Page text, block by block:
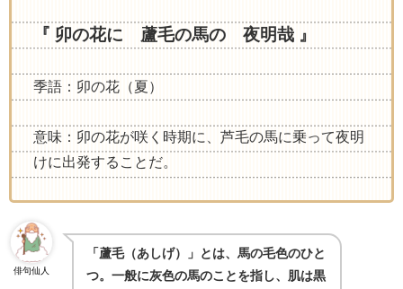
『 卯の花に 蘆毛の馬の 夜明哉 』
季語：卯の花（夏）
意味：卯の花が咲く時期に、芦毛の馬に乗って夜明
けに出発することだ。
俳句仙人
「蘆毛（あしげ）」とは、馬の毛色のひと
つ。一般に灰色の馬のことを指し、肌は黒